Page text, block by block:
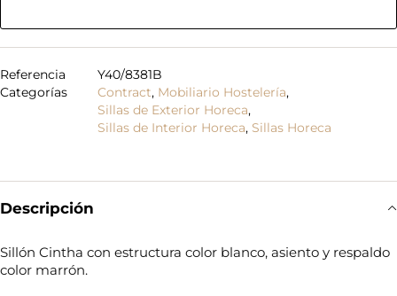
Referencia
Y40/8381B
Categorías
Contract, Mobiliario Hostelería,
Sillas de Exterior Horeca,
Sillas de Interior Horeca, Sillas Horeca
Descripción
Sillón Cintha con estructura color blanco, asiento y respaldo
color marrón.